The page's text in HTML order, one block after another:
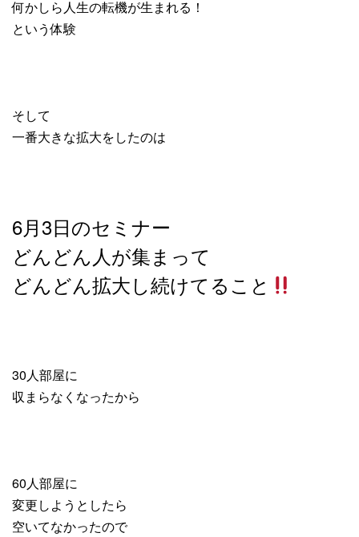
何かしら人生の転機が生まれる！
という体験
そして
一番大きな拡大をしたのは
6月3日のセミナー
どんどん人が集まって
どんどん拡大し続けてること
30人部屋に
収まらなくなったから
60人部屋に
変更しようとしたら
空いてなかったので